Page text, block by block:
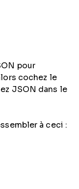
pour
cochez le
JSON dans le
à ceci :